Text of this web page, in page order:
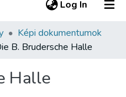
Log In (current)
Képi dokumentumok
B. Brudersche Halle
Halle